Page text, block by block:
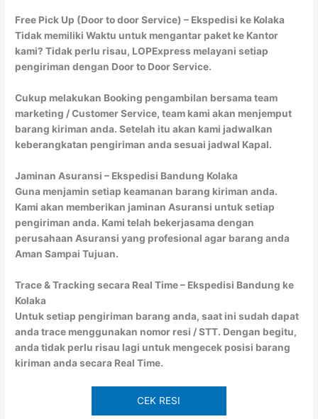
Free Pick Up (Door to door Service) – Ekspedisi ke Kolaka
Tidak memiliki Waktu untuk mengantar paket ke Kantor
kami? Tidak perlu risau, LOPExpress melayani setiap
pengiriman dengan Door to Door Service.
Cukup melakukan Booking pengambilan bersama team
marketing / Customer Service, team kami akan menjemput
barang kiriman anda. Setelah itu akan kami jadwalkan
keberangkatan pengiriman anda sesuai jadwal Kapal.
Jaminan Asuransi – Ekspedisi Bandung Kolaka
Guna menjamin setiap keamanan barang kiriman anda.
Kami akan memberikan jaminan Asuransi untuk setiap
pengiriman anda. Kami telah bekerjasama dengan
perusahaan Asuransi yang profesional agar barang anda
Aman Sampai Tujuan.
Trace & Tracking secara Real Time – Ekspedisi Bandung ke
Kolaka
Untuk setiap pengiriman barang anda, saat ini sudah dapat
anda trace menggunakan nomor resi / STT. Dengan begitu,
anda tidak perlu risau lagi untuk mengecek posisi barang
kiriman anda secara Real Time.
CEK RESI